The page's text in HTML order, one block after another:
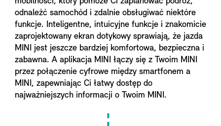
odnaleźć samochód i zdalnie obsługiwać niektóre
funkcje. Inteligentne, intuicyjne funkcje i znakomicie
zaprojektowany ekran dotykowy sprawiają, że jazda
MINI jest jeszcze bardziej komfortowa, bezpieczna i
zabawna. A aplikacja MINI łączy się z Twoim MINI
przez połączenie cyfrowe między smartfonem a
MINI, zapewniając Ci łatwy dostęp do
najważniejszych informacji o Twoim MINI.